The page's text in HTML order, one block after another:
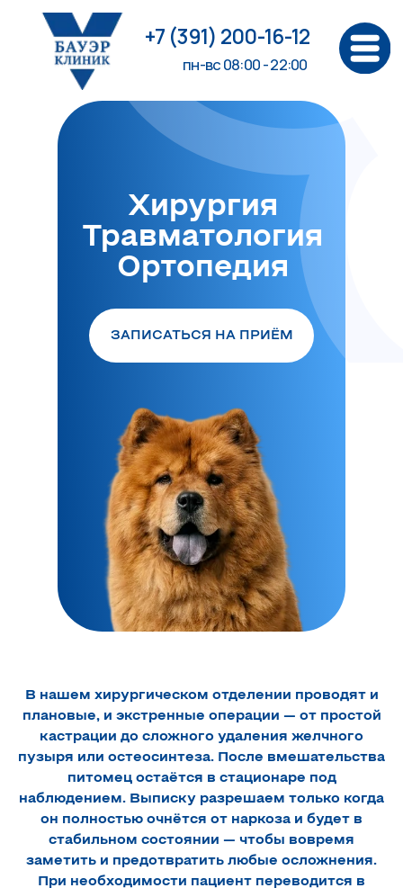
+7 (391) 200-16-12
пн-вс 08:00 - 22:00
Хирургия
Травматология
Ортопедия
ЗАПИСАТЬСЯ НА ПРИЁМ
В нашем хирургическом отделении проводят и
плановые, и экстренные операции — от простой
кастрации до сложного удаления желчного
пузыря или остеосинтеза. После вмешательства
питомец остаётся в стационаре под
наблюдением. Выписку разрешаем только когда
он полностью очнётся от наркоза и будет в
стабильном состоянии — чтобы вовремя
заметить и предотвратить любые осложнения.
При необходимости пациент переводится в